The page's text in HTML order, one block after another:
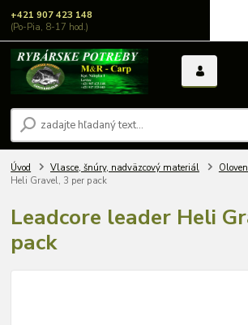
+421 907 423 148
(Po-Pia, 8-17 hod.)
Úvod Vlasce, šnúry, nadväzcový materiál
Heli Gravel, 3 per pack
Leadcore leader Heli
pack